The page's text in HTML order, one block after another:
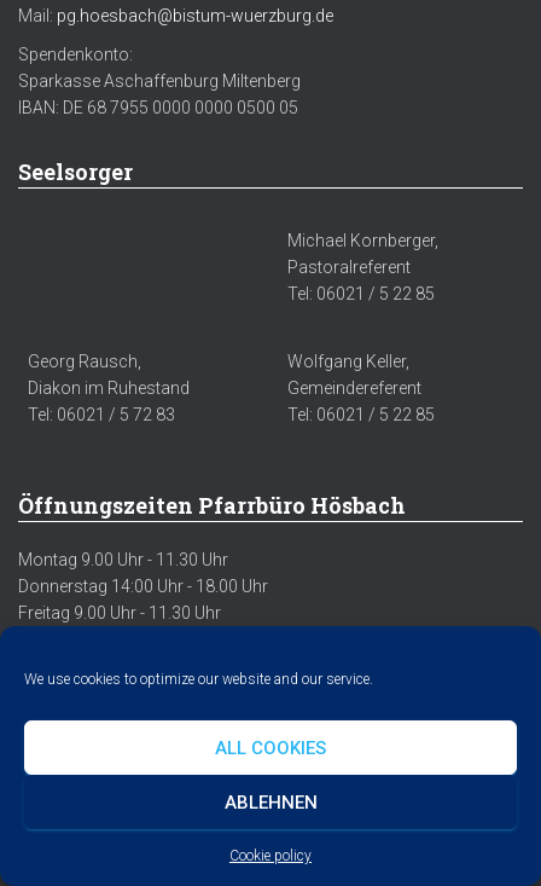
We use cookies to optimize our website and our service.
ALL COOKIES
ABLEHNEN
Cookie policy
Mail: pg.hoesbach@bistum-wuerzburg.de
Spendenkonto:
Sparkasse Aschaffenburg Miltenberg
IBAN: DE 68 7955 0000 0000 0500 05
Seelsorger
Michael Kornberger,
Pastoralreferent
Tel: 06021 / 5 22 85
Georg Rausch,
Diakon im Ruhestand
Tel: 06021 / 5 72 83
Wolfgang Keller,
Gemeindereferent
Tel: 06021 / 5 22 85
Öffnungszeiten Pfarrbüro Hösbach
Montag 9.00 Uhr - 11.30 Uhr
Donnerstag 14:00 Uhr - 18.00 Uhr
Freitag 9.00 Uhr - 11.30 Uhr
regelmäßig abgehört/abgerufen.
DATENSCHUTZERKLÄRUNG IMPRESSUM
Hestia | Entwickelt von